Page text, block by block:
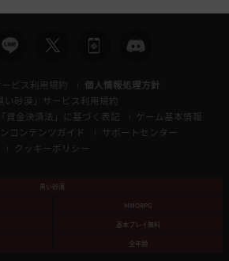
ビス利用規約
個人情報処理方針
い砂漠」サービス利用規約
資金決済法」に基づく表記
ゲーム基本情報
コンテンツガイド
サポートセンター
クッキーポリシー
黒い砂漠
MMORPG
基本プレイ無料
全年齢